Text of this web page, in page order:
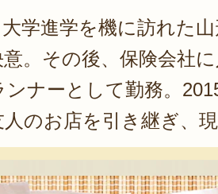
学進学を機に訪れた
。その後、保険会社
ンナーとして勤務。
のお店を引き継ぎ、
を、もっと全国の人
産そば粉にこだわっ